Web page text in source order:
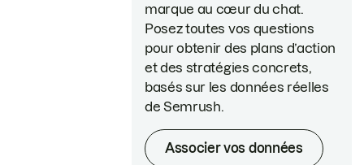
marque au cœur du chat.
Posez toutes vos questions
pour obtenir des plans d’action
et des stratégies concrets,
basés sur les données réelles
de Semrush.
Associer vos données